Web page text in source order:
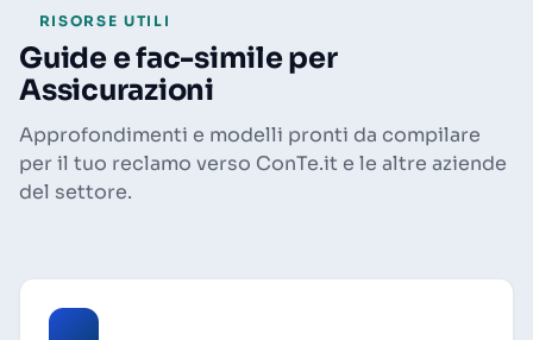
RISORSE UTILI
Guide e fac-simile per
Assicurazioni
Approfondimenti e modelli pronti da compilare
per il tuo reclamo verso ConTe.it e le altre aziende
del settore.